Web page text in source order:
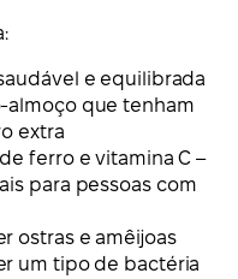
e equilibrada
almoço que tenham
extra
ferro e vitamina C –
para pessoas com
ostras e amêijoas
um tipo de bactéria